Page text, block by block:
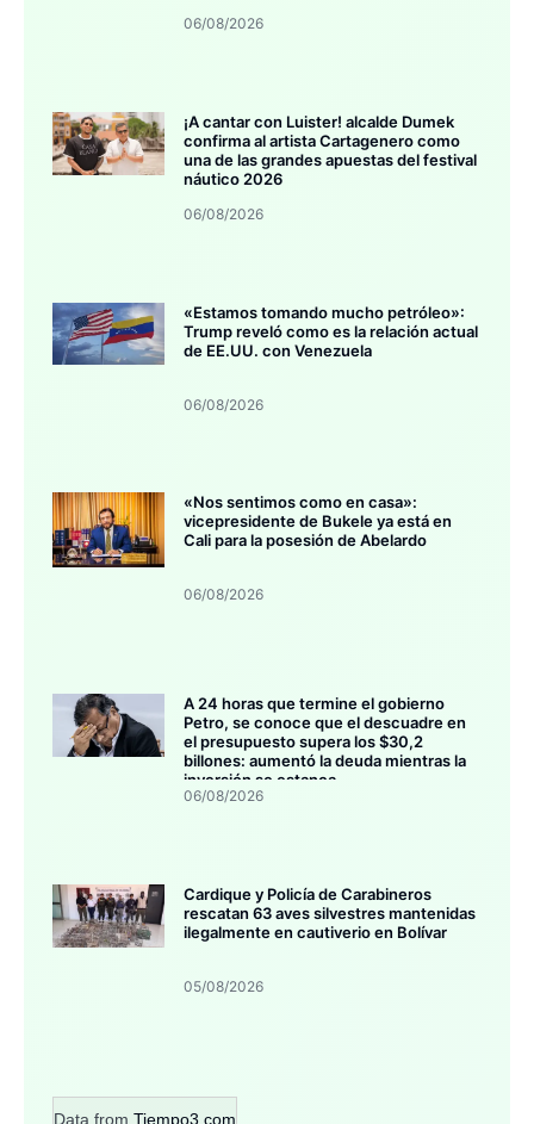
06/08/2026
¡A cantar con Luister! alcalde Dumek
confirma al artista Cartagenero como
una de las grandes apuestas del festival
náutico 2026
06/08/2026
«Estamos tomando mucho petróleo»:
Trump reveló como es la relación actual
de EE.UU. con Venezuela
06/08/2026
«Nos sentimos como en casa»:
vicepresidente de Bukele ya está en
Cali para la posesión de Abelardo
06/08/2026
A 24 horas que termine el gobierno
Petro, se conoce que el descuadre en
el presupuesto supera los $30,2
billones: aumentó la deuda mientras la
inversión se estanca
06/08/2026
Cardique y Policía de Carabineros
rescatan 63 aves silvestres mantenidas
ilegalmente en cautiverio en Bolívar
05/08/2026
Data from Tiempo3.com